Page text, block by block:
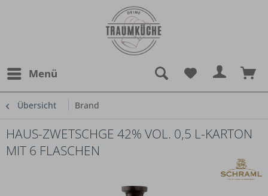
Menü
Übersicht Brand
HAUS-ZWETSCHGE 42% VOL. 0,5 L-KARTON
MIT 6 FLASCHEN